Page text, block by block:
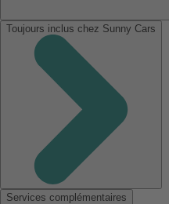
Toujours inclus chez Sunny Cars
Services complémentaires